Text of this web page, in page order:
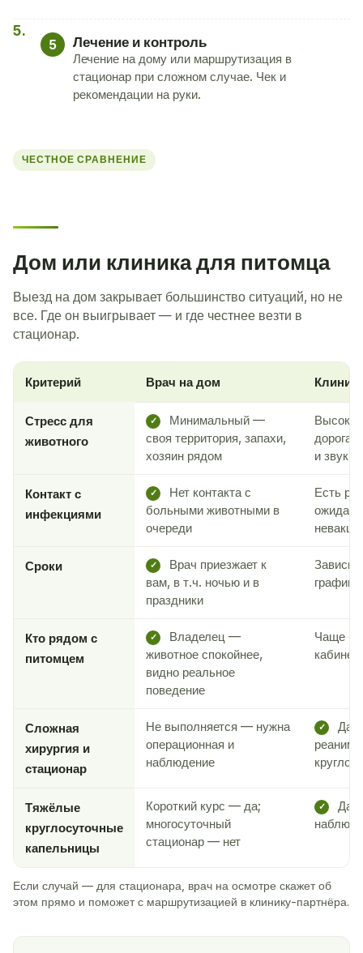
5 Лечение и контроль
Лечение на дому или маршрутизация в
стационар при сложном случае. Чек и
рекомендации на руки.
ЧЕСТНОЕ СРАВНЕНИЕ
Дом или клиника для питомца
Выезд на дом закрывает большинство ситуаций, но не
все. Где он выигрывает — и где честнее везти в
стационар.
Критерий Врач на дом
Стресс для
животного
✓
Минимальный —
своя территория, запахи,
хозяин рядом
дорога,
и звуки
Контакт с
инфекциями
✓
Нет контакта с
больными животными в
очереди
Есть
Сроки ✓
Врач приезжает к
вам, в т.ч. ночью и в
праздники
Зависит
Кто рядом с
питомцем
✓
Владелец —
животное спокойнее,
видно реальное
поведение
Чаще
Сложная
хирургия и
стационар
Не выполняется — нужна
операционная и
наблюдение
✓
Да
Тяжёлые
круглосуточные
капельницы
Короткий курс — да;
многосуточный
стационар — нет
✓
Да
Если случай — для стационара, врач на осмотре скажет об
этом прямо и поможет с маршрутизацией в клинику-партнёра.